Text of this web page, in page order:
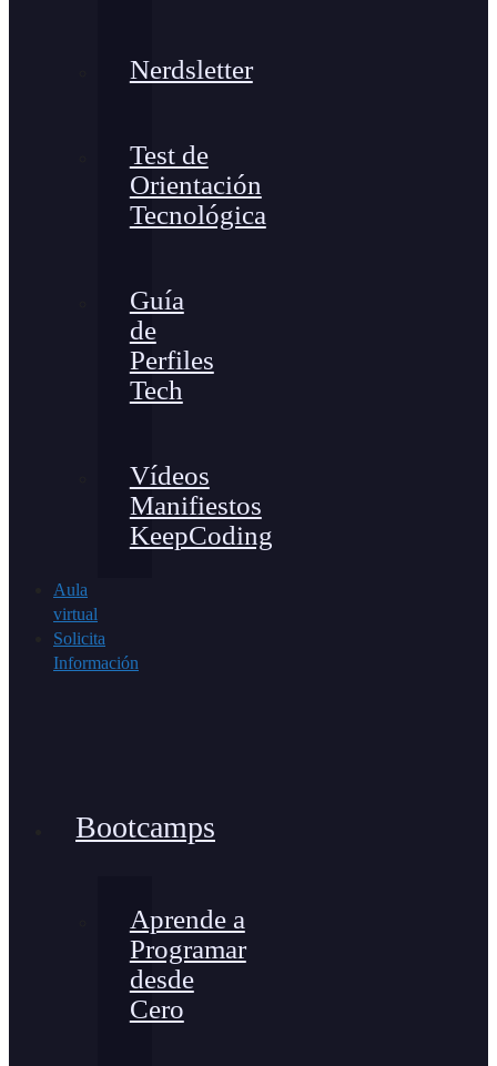
Nerdsletter
Test de
Orientación
Tecnológica
Guía
de
Perfiles
Tech
Vídeos
Manifiestos
KeepCoding
Aula
virtual
Solicita
Información
Bootcamps
Aprende a
Programar
desde
Cero